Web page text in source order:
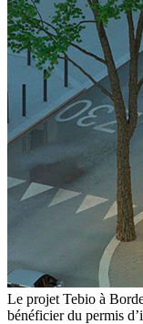
Le projet Tebio à
bénéficier du permis